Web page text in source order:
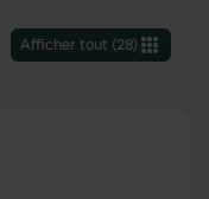
Afficher tout(28)